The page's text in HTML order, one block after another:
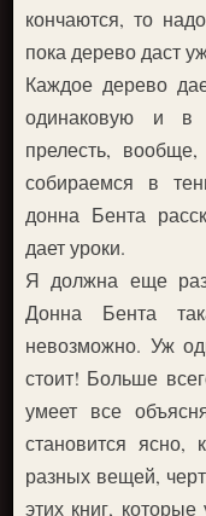
кончаются, то
пока дерево даст
Каждое дерево
одинаковую и в
прелесть,
собираемся в
донна Бента
дает уроки.
Я должна еще раз
Донна Бента
невозможно. Уж
стоит! Больше
умеет все
становится ясно,
разных вещей,
этих книг,